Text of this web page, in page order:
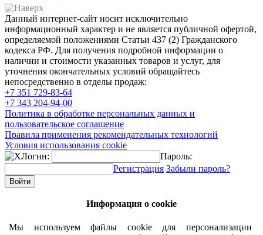
Данный интернет-сайт носит исключительно
информационный характер и не является публичной офертой,
определяемой положениями Статьи 437 (2) Гражданского
кодекса РФ. Для получения подробной информации о
наличии и стоимости указанных товаров и услуг, для
уточнения окончательных условий обращайтесь
непосредственно в отделы продаж:
+7 351 729-83-64
+7 343 204-94-00
Политика в обработке персональных данных и
пользовательское соглашение
Правила применения рекомендательных технологий
Условия использования cookie
Логин:
Пароль:
Регистрация Забыли пароль?
Информация о cookie
Мы используем файлы cookie для персонализации